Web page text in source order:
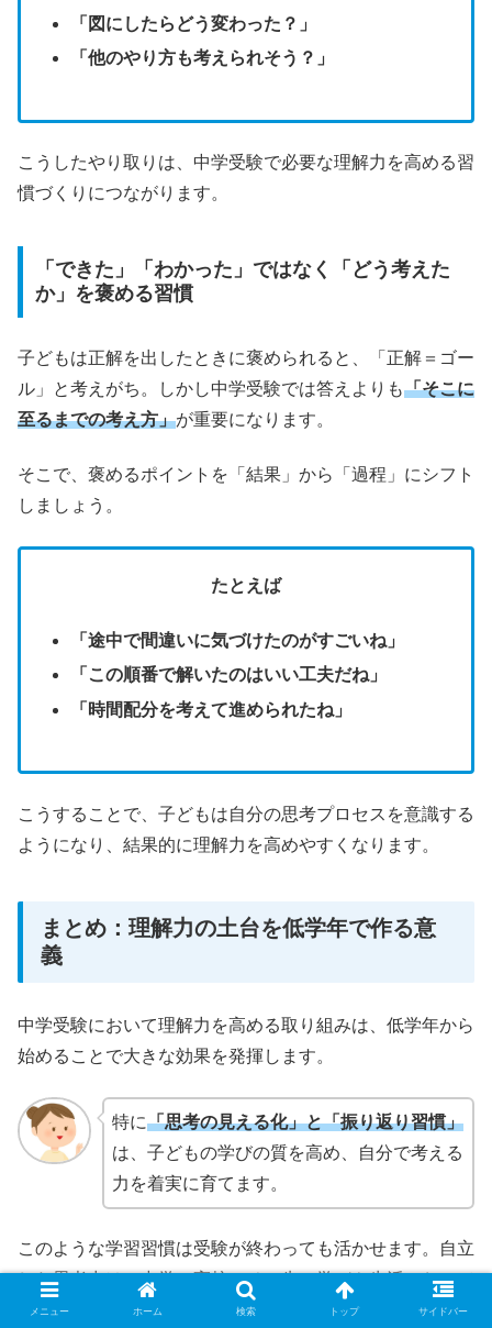
「図にしたらどう変わった？」
「他のやり方も考えられそう？」
こうしたやり取りは、中学受験で必要な理解力を高める習
慣づくりにつながります。
「できた」「わかった」ではなく「どう考えた
か」を褒める習慣
子どもは正解を出したときに褒められると、「正解＝ゴー
ル」と考えがち。しかし中学受験では答えよりも「そこに
至るまでの考え方」が重要になります。
そこで、褒めるポイントを「結果」から「過程」にシフト
しましょう。
たとえば
「途中で間違いに気づけたのがすごいね」
「この順番で解いたのはいい工夫だね」
「時間配分を考えて進められたね」
こうすることで、子どもは自分の思考プロセスを意識する
ようになり、結果的に理解力を高めやすくなります。
まとめ：理解力の土台を低学年で作る意
義
中学受験において理解力を高める取り組みは、低学年から
始めることで大きな効果を発揮します。
特に「思考の見える化」と「振り返り習慣」
は、子どもの学びの質を高め、自分で考える
力を着実に育てます。
このような学習習慣は受験が終わっても活かせます。自立
した思考力は、中学・高校・その先の学びや生活において
も重要な武器になります。
メニュー ホーム 検索 トップ サイドバー